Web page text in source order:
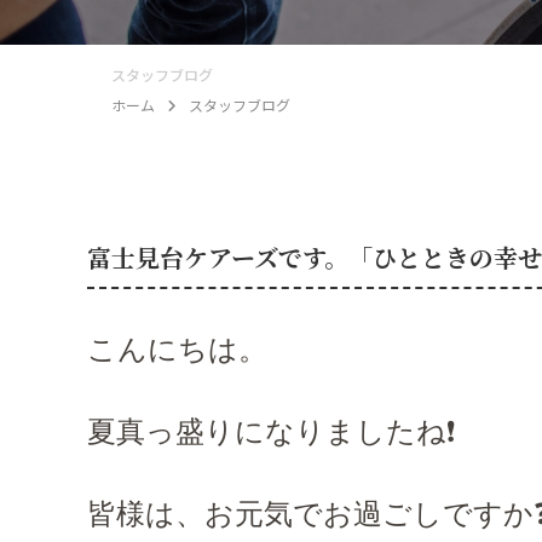
スタッフブログ
ホーム
スタッフブログ
富士見台ケアーズです。「ひとときの幸
こんにちは。
夏真っ盛りになりましたね❗️
皆様は、お元気でお過ごしですか